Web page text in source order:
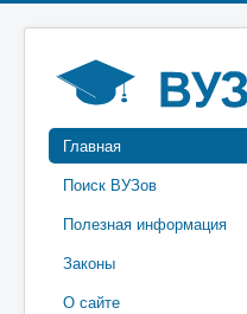
Главная
Поиск ВУЗов
Полезная информация
Законы
О сайте